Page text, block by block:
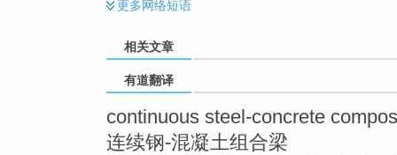
更多网络短语
相关文章
有道翻译
continuous steel-concrete
连续钢-混凝土组合梁